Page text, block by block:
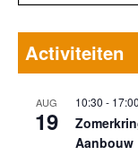
Activiteiten
AUG
19
10:30 - 17:00
Aanbouw